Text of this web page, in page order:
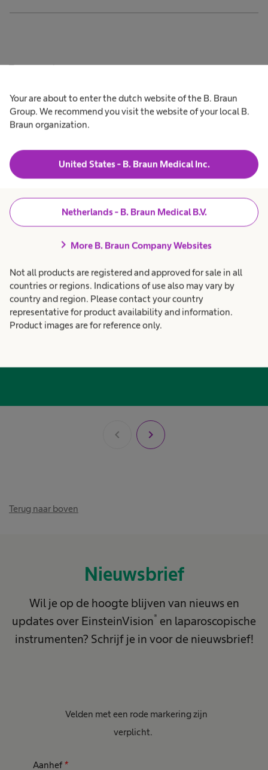
Your are about to enter the dutch website of the B. Braun
Group. We recommend you visit the website of your local B.
Braun organization.
United States - B. Braun Medical Inc.
Netherlands - B. Braun Medical B.V.
chevron_right More B. Braun Company Websites
Not all products are registered and approved for sale in all
countries or regions. Indications of use also may vary by
country and region. Please contact your country
representative for product availability and information.
Product images are for reference only.
Terug naar boven
Lees meer over de uitzonderlijke 3D-beeldkwaliteit van
EinsteinVision®en functies die zorgen voor puur kijkplezier
en goed zicht op het operatiegebied.
chevron_left chevron_right
Terug naar boven
Nieuwsbrief
Wil je op de hoogte blijven van nieuws en
updates over EinsteinVision® en laparoscopische
instrumenten? Schrijf je in voor de nieuwsbrief!
Velden met een rode markering zijn
verplicht.
Aanhef *